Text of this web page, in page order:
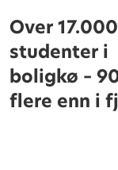
Over 17.000
studenter i
boligkø –
flere enn i